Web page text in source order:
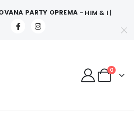
PARTY OPREMA - HIM & I |
0